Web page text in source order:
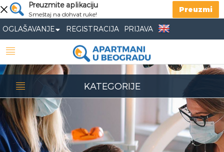
Preuzmite aplikaciju
Smeštaj na dohvat ruke!
Preuzmi
OGLAŠAVANJE REGISTRACIJA PRIJAVA
Previous
KATEGORIJE